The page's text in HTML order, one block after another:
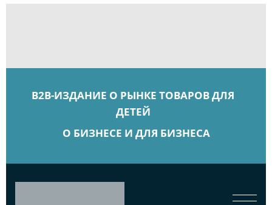
B2B-ИЗДАНИЕ О РЫНКЕ ТОВАРОВ ДЛЯ
ДЕТЕЙ
О БИЗНЕСЕ И ДЛЯ БИЗНЕСА